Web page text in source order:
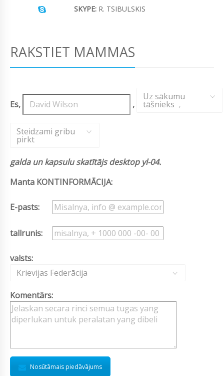
SKYPE: R. TSIBULSKIS
RAKSTIET MAMMAS
Es, ,
Uz sākumu
tāšnieks ,
Steidzami gribu
pirkt
galda un kapsulu skatītājs desktop yl-04.
Manta KONTINFORMĀCIJA:
E-pasts:
tallrunis:
valsts:
Krievijas Federācija
Komentārs:
Nosūtāmais piedāvājums